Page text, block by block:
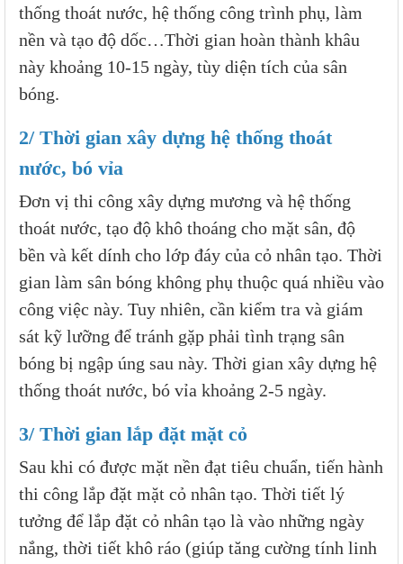
thống thoát nước, hệ thống công trình phụ, làm
nền và tạo độ dốc…Thời gian hoàn thành khâu
này khoảng 10-15 ngày, tùy diện tích của sân
bóng.
2/ Thời gian xây dựng hệ thống thoát
nước, bó vỉa
Đơn vị thi công xây dựng mương và hệ thống
thoát nước, tạo độ khô thoáng cho mặt sân, độ
bền và kết dính cho lớp đáy của cỏ nhân tạo. Thời
gian làm sân bóng không phụ thuộc quá nhiều vào
công việc này. Tuy nhiên, cần kiểm tra và giám
sát kỹ lưỡng để tránh gặp phải tình trạng sân
bóng bị ngập úng sau này. Thời gian xây dựng hệ
thống thoát nước, bó vỉa khoảng 2-5 ngày.
3/ Thời gian lắp đặt mặt cỏ
Sau khi có được mặt nền đạt tiêu chuẩn, tiến hành
thi công lắp đặt mặt cỏ nhân tạo. Thời tiết lý
tưởng để lắp đặt cỏ nhân tạo là vào những ngày
nắng, thời tiết khô ráo (giúp tăng cường tính linh